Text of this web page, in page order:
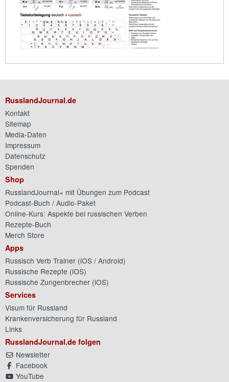
RusslandJournal.de
Kontakt
Sitemap
Media-Daten
Impressum
Datenschutz
Spenden
Shop
RusslandJournal+ mit Übungen zum Podcast
Podcast-Buch / Audio-Paket
Online-Kurs: Aspekte bei russischen Verben
Rezepte-Buch
Merch Store
Apps
Russisch Verb Trainer (iOS / Android)
Russische Rezepte (iOS)
Russische Zungenbrecher (iOS)
Services
Visum für Russland
Krankenversicherung für Russland
Links
RusslandJournal.de folgen
Newsletter
Facebook
YouTube